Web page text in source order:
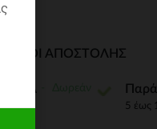
ΑΠΟΣΤΟΛΉΣ
5 έως